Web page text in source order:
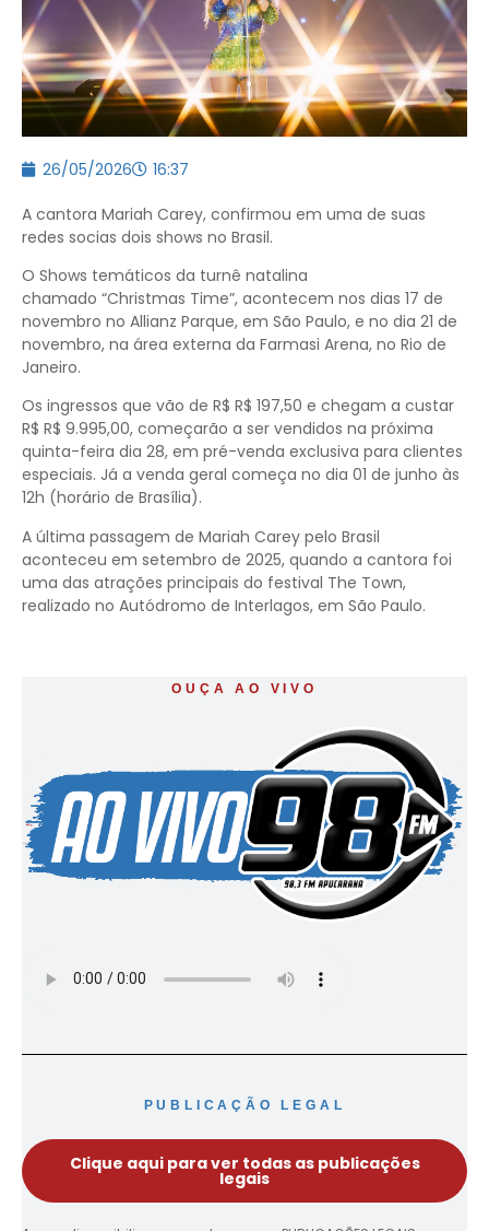
26/05/2026 16:37
A cantora Mariah Carey, confirmou em uma de suas
redes socias dois shows no Brasil.
O Shows temáticos da turnê natalina
chamado “Christmas Time”, acontecem nos dias 17 de
novembro no Allianz Parque, em São Paulo, e no dia 21 de
novembro, na área externa da Farmasi Arena, no Rio de
Janeiro.
Os ingressos que vão de R$ R$ 197,50 e chegam a custar
R$ R$ 9.995,00, começarão a ser vendidos na próxima
quinta-feira dia 28, em pré-venda exclusiva para clientes
especiais. Já a venda geral começa no dia 01 de junho às
12h (horário de Brasília).
A última passagem de Mariah Carey pelo Brasil
aconteceu em setembro de 2025, quando a cantora foi
uma das atrações principais do festival The Town,
realizado no Autódromo de Interlagos, em São Paulo.
OUÇA AO VIVO
PUBLICAÇÃO LEGAL
Clique aqui para ver todas as publicações
legais